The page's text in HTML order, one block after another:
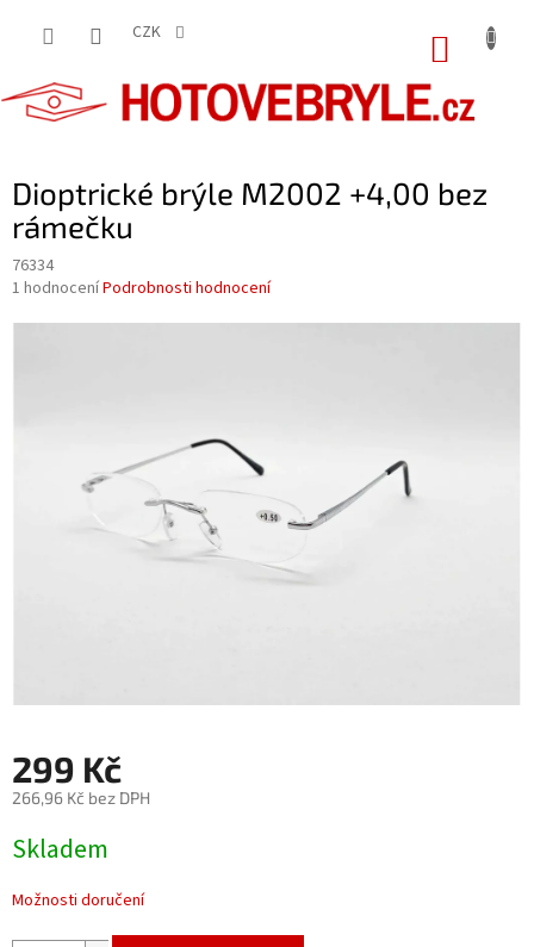
CZK
Dioptrické brýle M2002 +4,00 bez
rámečku
76334
Průměrné
1 hodnoceníPodrobnosti hodnocení
299 Kč
266,96 Kč bez DPH
cena:
Skladem
Možnosti doručení